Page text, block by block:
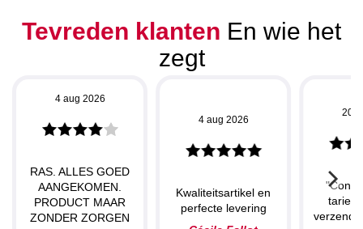
Tevreden klanten En wie het
zegt
4 aug 2026
RAS. ALLES GOED
AANGEKOMEN.
PRODUCT MAAR
ZONDER ZORGEN
4 aug 2026
Kwaliteitsartikel en
perfecte levering
20